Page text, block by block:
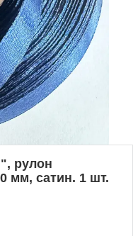
рулон
мм, сатин. 1 шт.